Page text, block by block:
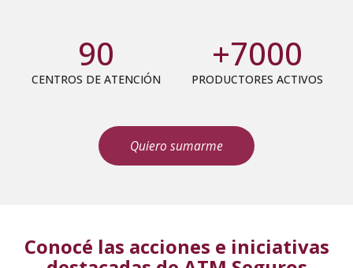
90
CENTROS DE ATENCIÓN
+7000
PRODUCTORES ACTIVOS
Quiero sumarme
Conocé las acciones e iniciativas